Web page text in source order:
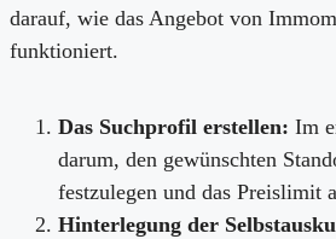
darauf, wie das Angebot von
funktioniert.
Das Suchprofil erstellen: Im
darum, den gewünschten
festzulegen und das Preislimit
Hinterlegung der